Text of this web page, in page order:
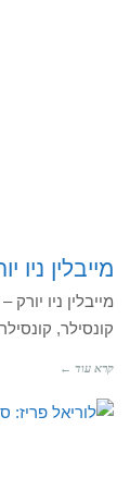
מייבלין
קונסילר,
קרא עוד ←